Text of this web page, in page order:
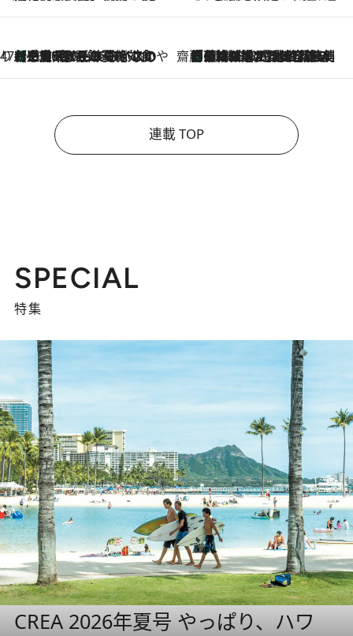
47都道府県の手みやげ ひんやりスイーツで夏を満喫
2026.8.6
【三重県】この夏絶対食べたい 冷やしておいしいおやつ3選 お餅×アイスの新感覚スイーツ 齋藤 薫 美容脳ルネサンス
2026.8.6
「荷物が増えるほど旅ストレスは増す」美容ジャーナリストがたどり着いた最終結論。“化粧品を劇的に減らす”感動の凝縮美容とは
連載 TOP
SPECIAL
特集
CREA 2026年夏号 やっぱり、ハワ